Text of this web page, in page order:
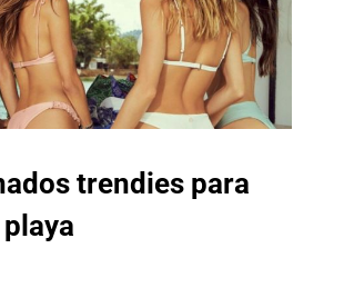
trendies para